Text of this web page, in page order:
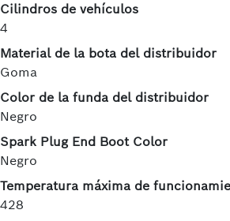
Cilindros de vehículos
4
Material de la bota del distribuidor
Goma
Color de la funda del distribuidor
Negro
Spark Plug End Boot Color
Negro
Temperatura máxima de
428